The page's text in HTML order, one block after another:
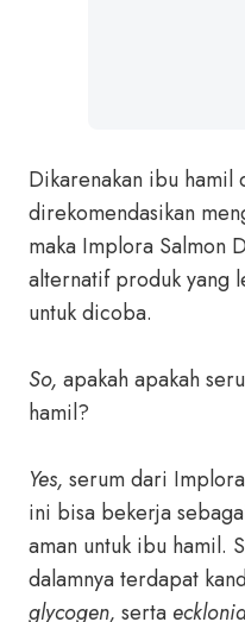
Dikarenakan ibu hamil
direkomendasikan
maka Implora Salmon
alternatif produk yang
untuk dicoba.
So, apakah apakah
hamil?
Yes, serum dari
ini bisa bekerja
aman untuk ibu hamil.
dalamnya terdapat
glycogen, serta